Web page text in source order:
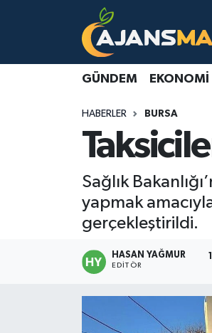
GÜNDEM EKONOMI
HABERLER BURSA
Sağlık
yapmak
gerçekleştirildi.
HASAN YAĞMUR
EDITÖR
Gündem
Kültür & Sanat
Malatya Nöbetçi Eczaneler
TFF 3.Lig 2.Grup Puan
Tüm Manşetler
Son Dakika Haberleri